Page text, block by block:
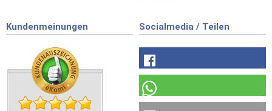
Kundenmeinungen Socialmedia / Teilen